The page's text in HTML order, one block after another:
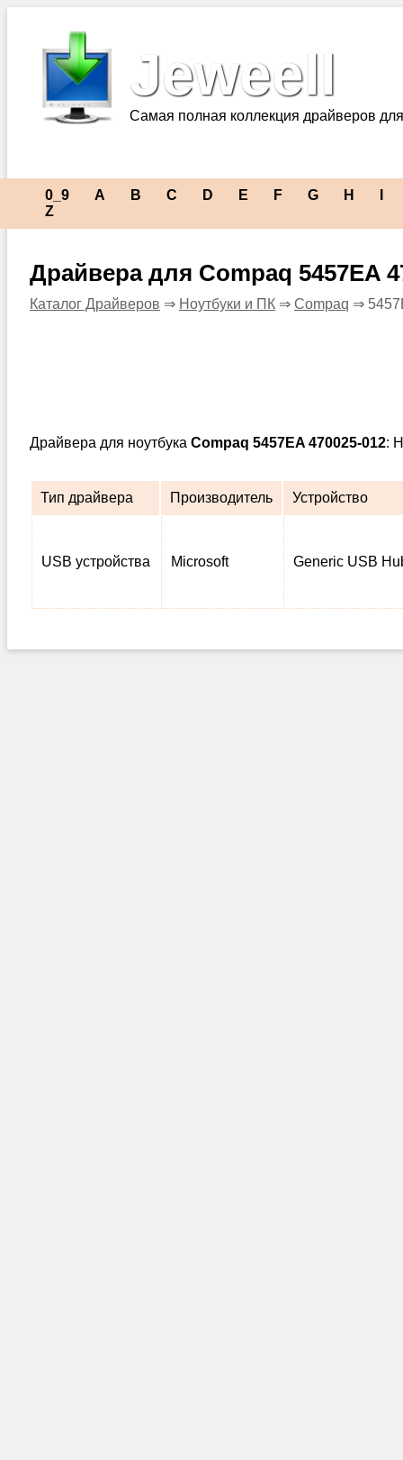
Jeweell
Самая полная коллекция драйверов
0_9 A B C D E F G H
Z
Драйвера для Compaq 5457EA
Каталог Драйверов ⇒ Ноутбуки и ПК ⇒ Compaq ⇒
Драйвера для ноутбука Compaq 5457EA 470025-012:
Тип драйвера Производитель Устройство
USB устройства Microsoft Generic USB